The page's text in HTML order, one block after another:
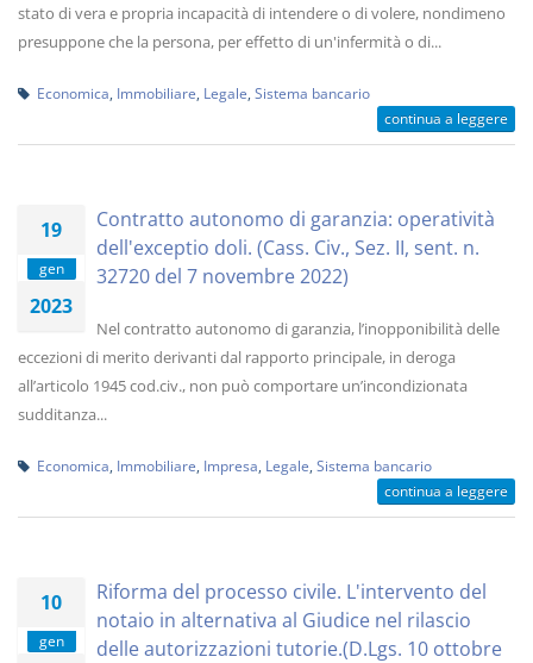
stato di vera e propria incapacità di intendere o di volere, nondimeno
presuppone che la persona, per effetto di un'infermità o di...
Economica Immobiliare Legale Sistema bancario
continua a leggere
19
gen
2023
Contratto autonomo di garanzia: operatività
dell'exceptio doli. (Cass. Civ., Sez. II, sent. n.
32720 del 7 novembre 2022)
Nel contratto autonomo di garanzia, l’inopponibilità delle
eccezioni di merito derivanti dal rapporto principale, in deroga
all’articolo 1945 cod.civ., non può comportare un’incondizionata
sudditanza...
Economica Immobiliare Impresa Legale Sistema bancario
continua a leggere
10
gen
Riforma del processo civile. L'intervento del
notaio in alternativa al Giudice nel rilascio
delle autorizzazioni tutorie.(D.Lgs. 10 ottobre